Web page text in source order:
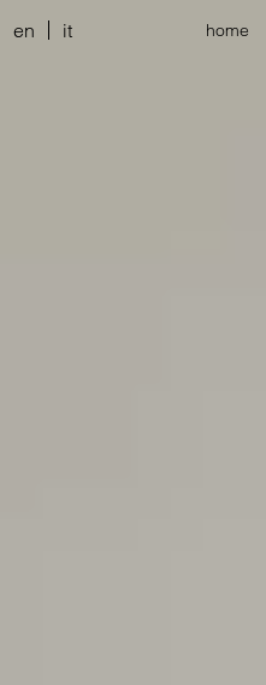
en it home